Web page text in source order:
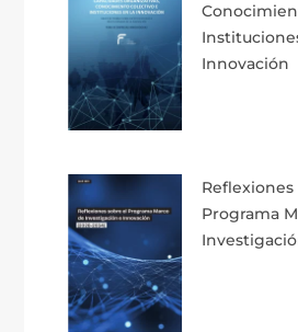
Innovación
Reflexiones
Programa